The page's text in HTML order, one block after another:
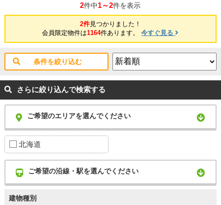
2件中1～2件を表示
2件見つかりました！
会員限定物件は1164件あります。今すぐ見る
条件を絞り込む
さらに絞り込んで検索する
ご希望のエリアを選んでください
北海道
ご希望の沿線・駅を選んでください
建物種別